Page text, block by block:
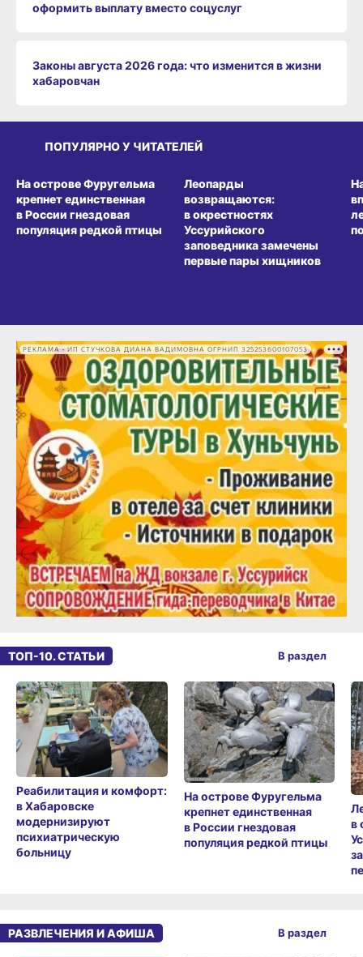
оформить выплату вместо соцуслуг
Законы августа 2026 года: что изменится в жизни
хабаровчан
ПОПУЛЯРНО У ЧИТАТЕЛЕЙ
На острове Фуругельма
крепнет единственная
в России гнездовая
популяция редкой птицы
Леопарды
возвращаются:
в окрестностях
Уссурийского
заповедника замечены
первые пары хищников
РЕКЛАМА • ИП СТУЧКОВА ДИАНА ВАДИМОВНА ОГРНИП 325253600107053
ТОП-10. СТАТЬИ
Реабилитация и комфорт:
в Хабаровске
модернизируют
психиатрическую
больницу
На острове Фуругельма
крепнет единственная
в России гнездовая
популяция редкой птицы
в
В раздел
РАЗВЛЕЧЕНИЯ И АФИША В раздел